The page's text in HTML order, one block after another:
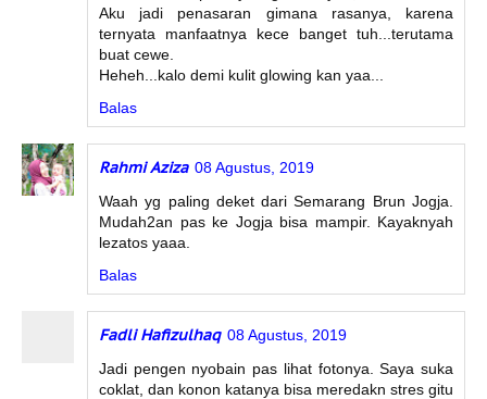
Aku jadi penasaran gimana rasanya, karena
ternyata manfaatnya kece banget tuh...terutama
buat cewe.
Heheh...kalo demi kulit glowing kan yaa...
Balas
Rahmi Aziza 08 Agustus, 2019
Waah yg paling deket dari Semarang Brun Jogja.
Mudah2an pas ke Jogja bisa mampir. Kayaknyah
lezatos yaaa.
Balas
Fadli Hafizulhaq 08 Agustus, 2019
Jadi pengen nyobain pas lihat fotonya. Saya suka
coklat, dan konon katanya bisa meredakn stres gitu